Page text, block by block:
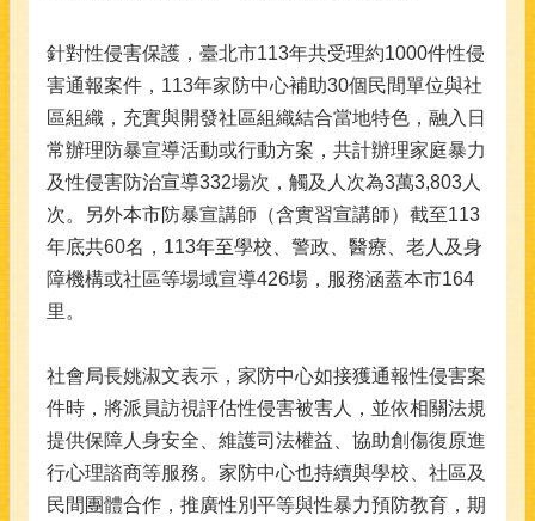
針對性侵害保護，臺北市113年共受理約1000件性侵
害通報案件，113年家防中心補助30個民間單位與社
區組織，充實與開發社區組織結合當地特色，融入日
常辦理防暴宣導活動或行動方案，共計辦理家庭暴力
及性侵害防治宣導332場次，觸及人次為3萬3,803人
次。另外本市防暴宣講師（含實習宣講師）截至113
年底共60名，113年至學校、警政、醫療、老人及身
障機構或社區等場域宣導426場，服務涵蓋本市164
里。
社會局長姚淑文表示，家防中心如接獲通報性侵害案
件時，將派員訪視評估性侵害被害人，並依相關法規
提供保障人身安全、維護司法權益、協助創傷復原進
行心理諮商等服務。家防中心也持續與學校、社區及
民間團體合作，推廣性別平等與性暴力預防教育，期